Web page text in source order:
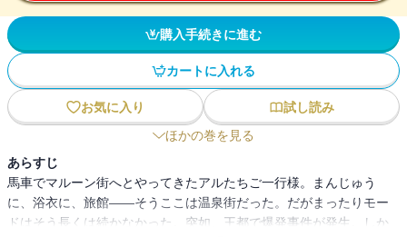
購入手続きに進む
カートに入れる
お気に入り
試し読み
ほかの巻を見る
あらすじ
馬車でマルーン街へとやってきたアルたちご一行様。まんじゅう
に、浴衣に、旅館――そうここは温泉街だった。だがまったりモー
ドはそう長くは続かなかった。突如、王都で爆発事件が発生。しか